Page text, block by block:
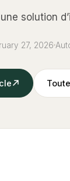
solution
27, 2026